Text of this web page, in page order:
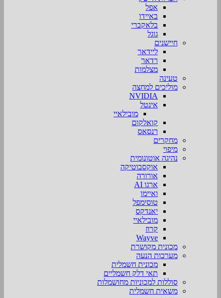
אפל
באיידו
בלאקברי
גוגל
חיישנים
ליידאר
רדאר
מצלמות
טעינה
מוליכים למחצה
NVIDIA
אינטל
מובילאיי
קואלקום
רנסאס
מחקרים
מיפוי
נהיגה אוטונומית
אוקסבוטיקה
אורורה
ארגו AI
ואיימו
טוסימפל
יאנדקס
מובילאיי
קרוז
Wayve
מכונית מקושרת
מערכות הנעה
מכונית חשמלית
תאי דלק חשמליים
סוללות למכוניות מחושמלות
משאית חשמלית